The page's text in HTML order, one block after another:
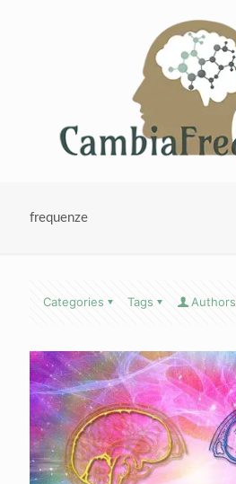
frequenze
Categories Tags Authors